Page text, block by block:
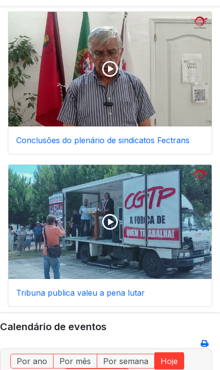
Conclusões do plenário de sindicatos Fectrans
Tribuna publica valeu a pena lutar
Calendário de eventos
Por ano Por mês Por semana
Hoje